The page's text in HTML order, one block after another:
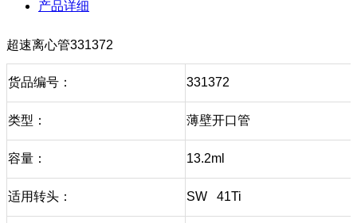
产品详细
超速离心管331372
货品编号： 331372
类型： 薄壁开口管
容量： 13.2ml
适用转头： SW 41Ti